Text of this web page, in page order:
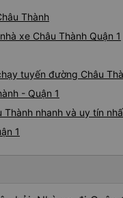
Thành
xe Châu Thành Quận 1
tuyến đường Châu
- Quận 1
nhanh và uy tín
1